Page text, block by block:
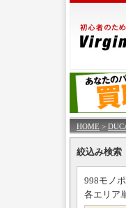
HOME >
絞込み検索
998モノ
各エリア